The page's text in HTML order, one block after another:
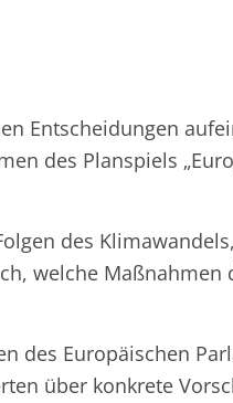
Entscheidungen
des Planspiels
des
welche Maßnahmen
des Europäischen
über konkrete